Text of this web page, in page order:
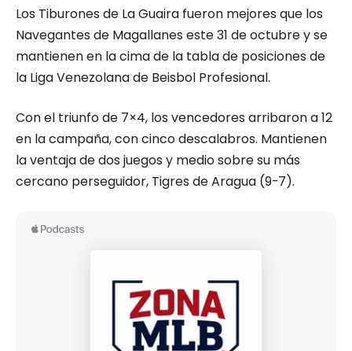
Los Tiburones de La Guaira fueron mejores que los
Navegantes de Magallanes este 31 de octubre y se
mantienen en la cima de la tabla de posiciones de
la Liga Venezolana de Beisbol Profesional.
Con el triunfo de 7×4, los vencedores arribaron a 12
en la campaña, con cinco descalabros. Mantienen
la ventaja de dos juegos y medio sobre su más
cercano perseguidor, Tigres de Aragua (9-7).